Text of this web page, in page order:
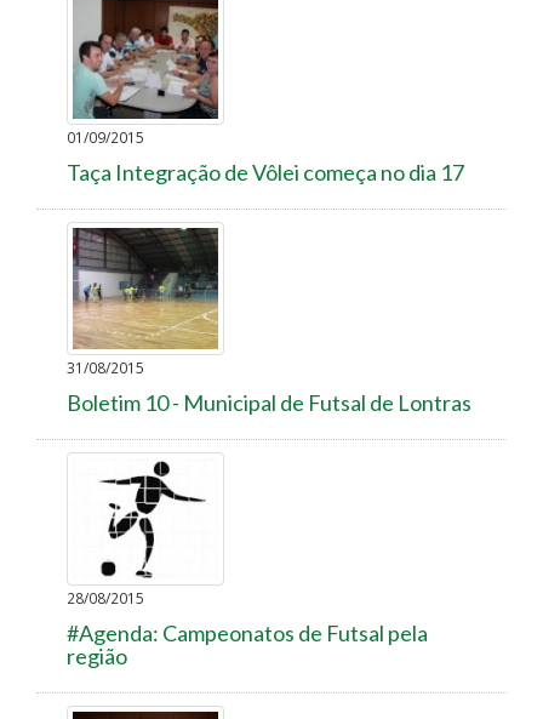
01/09/2015
Taça Integração de Vôlei começa no dia 17
31/08/2015
Boletim 10 - Municipal de Futsal de Lontras
28/08/2015
#Agenda: Campeonatos de Futsal pela
região